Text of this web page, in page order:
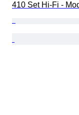
410 Set Hi-Fi -